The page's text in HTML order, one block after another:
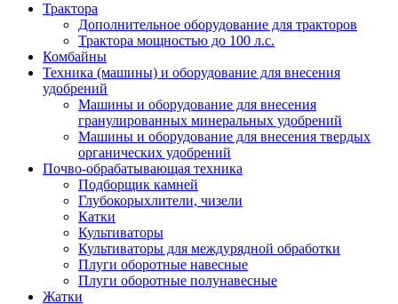
Трактора
Дополнительное оборудование для тракторов
Трактора мощностью до 100 л.с.
Комбайны
Техника (машины) и оборудование для внесения
удобрений
Машины и оборудование для внесения
гранулированных минеральных удобрений
Машины и оборудование для внесения твердых
органических удобрений
Почво-обрабатывающая техника
Подборщик камней
Глубокорыхлители, чизели
Катки
Культиваторы
Культиваторы для междурядной обработки
Плуги оборотные навесные
Плуги оборотные полунавесные
Жатки